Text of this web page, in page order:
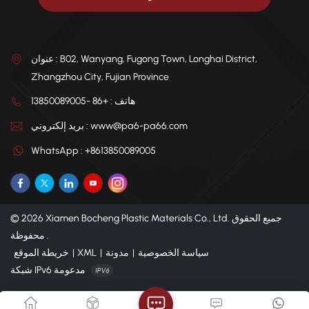
عنوان : B02, Wanyang, Fugong Town, Longhai District,
Zhangzhou City, Fujian Province
هاتف : +86 -13850089005
بريد إلكتروني : www@pa6-pa66.com
WhatsApp : +8613850089005
© 2026 Xiamen Bocheng Plastic Materials Co., Ltd. جميع الحقوق
محفوظة .
خريطة الموقع | XML | مدونة | سياسة الخصوصية